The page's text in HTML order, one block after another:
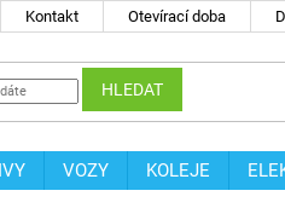
Kontakt Otevírací doba
HLEDAT
VOZY KOLEJE